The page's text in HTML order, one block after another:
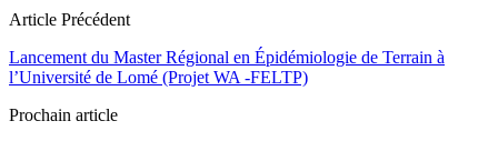
Article Précédent
Lancement du Master Régional en Épidémiologie de Terrain à
l’Université de Lomé (Projet WA -FELTP)
Prochain article